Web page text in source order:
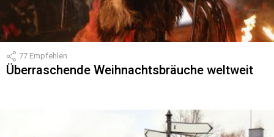
77 Empfehlen
Überraschende Weihnachtsbräuche weltweit